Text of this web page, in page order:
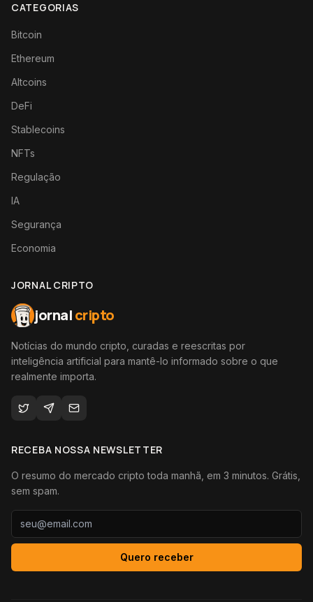
CATEGORIAS
Bitcoin
Ethereum
Altcoins
DeFi
Stablecoins
NFTs
Regulação
IA
Segurança
Economia
JORNAL CRIPTO
jornalcripto
Notícias do mundo cripto, curadas e reescritas por
inteligência artificial para mantê-lo informado sobre o que
realmente importa.
RECEBA NOSSA NEWSLETTER
O resumo do mercado cripto toda manhã, em 3 minutos. Grátis,
sem spam.
Quero receber